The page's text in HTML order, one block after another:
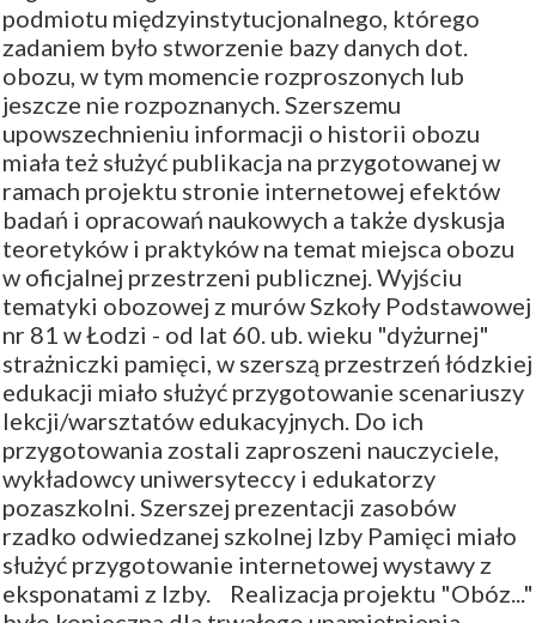
podmiotu międzyinstytucjonalnego, którego
zadaniem było stworzenie bazy danych dot.
obozu, w tym momencie rozproszonych lub
jeszcze nie rozpoznanych. Szerszemu
upowszechnieniu informacji o historii obozu
miała też służyć publikacja na przygotowanej w
ramach projektu stronie internetowej efektów
badań i opracowań naukowych a także dyskusja
teoretyków i praktyków na temat miejsca obozu
w oficjalnej przestrzeni publicznej. Wyjściu
tematyki obozowej z murów Szkoły Podstawowej
nr 81 w Łodzi - od lat 60. ub. wieku "dyżurnej"
strażniczki pamięci, w szerszą przestrzeń łódzkiej
edukacji miało służyć przygotowanie scenariuszy
lekcji/warsztatów edukacyjnych. Do ich
przygotowania zostali zaproszeni nauczyciele,
wykładowcy uniwersyteccy i edukatorzy
pozaszkolni. Szerszej prezentacji zasobów
rzadko odwiedzanej szkolnej Izby Pamięci miało
służyć przygotowanie internetowej wystawy z
eksponatami z Izby. Realizacja projektu "Obóz..."